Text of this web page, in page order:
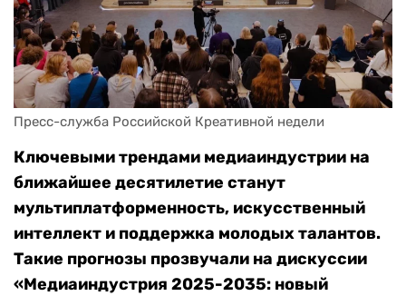
Пресс-служба Российской Креативной недели
Ключевыми трендами медиаиндустрии на
ближайшее десятилетие станут
мультиплатформенность, искусственный
интеллект и поддержка молодых талантов.
Такие прогнозы прозвучали на дискуссии
«Медиаиндустрия 2025-2035: новый